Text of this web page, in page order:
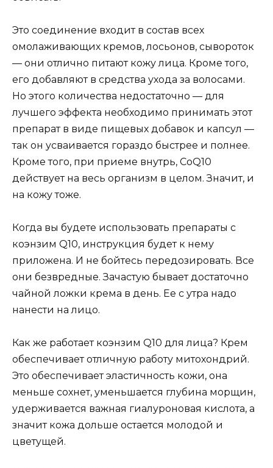
Это соединение входит в состав всех
омолаживающих кремов, лосьонов, сывороток
— они отлично питают кожу лица. Кроме того,
его добавляют в средства ухода за волосами.
Но этого количества недостаточно — для
лучшего эффекта необходимо принимать этот
препарат в виде пищевых добавок и капсул —
так он усваивается гораздо быстрее и полнее.
Кроме того, при приеме внутрь, CoQ10
действует на весь организм в целом. Значит, и
на кожу тоже.
Когда вы будете использовать препараты с
коэнзим Q10, инструкция будет к нему
приложена. И не бойтесь передозировать. Все
они безвредные. Зачастую бывает достаточно
чайной ложки крема в день. Ее с утра надо
нанести на лицо.
Как же работает коэнзим Q10 для лица? Крем
обеспечивает отличную работу митохондрий.
Это обеспечивает эластичность кожи, она
меньше сохнет, уменьшается глубина морщин,
удерживается важная гиалуроновая кислота, а
значит кожа дольше остается молодой и
цветущей.